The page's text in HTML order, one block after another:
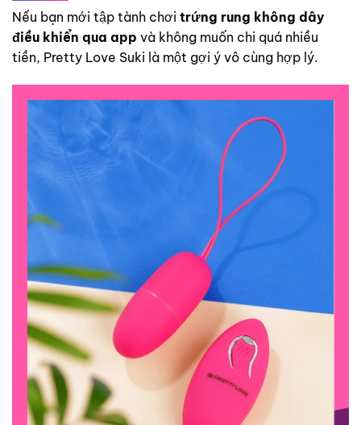
Nếu bạn mới tập tành chơi trứng rung không dây
điều khiển qua app và không muốn chi quá nhiều
tiền, Pretty Love Suki là một gợi ý vô cùng hợp lý.